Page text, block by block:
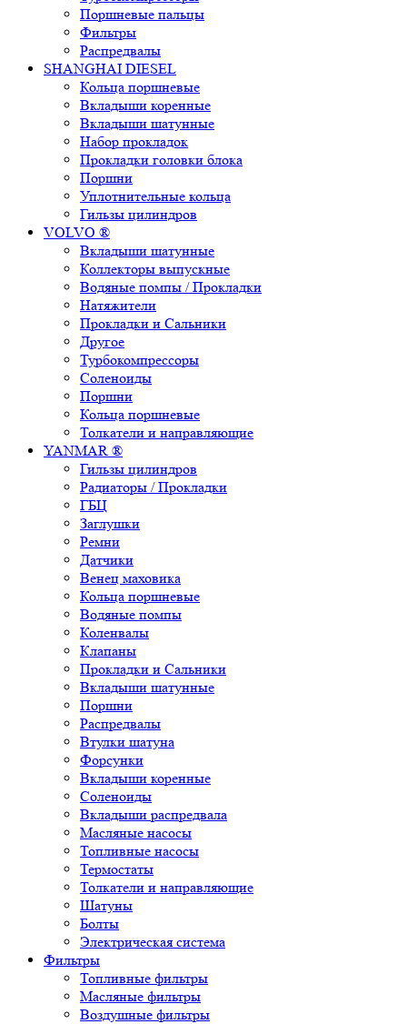
Поршневые пальцы
Фильтры
Распредвалы
SHANGHAI DIESEL
Кольца поршневые
Вкладыши коренные
Вкладыши шатунные
Набор прокладок
Прокладки головки блока
Поршни
Уплотнительные кольца
Гильзы цилиндров
VOLVO ®
Вкладыши шатунные
Коллекторы выпускные
Водяные помпы / Прокладки
Натяжители
Прокладки и Сальники
Другое
Турбокомпрессоры
Соленоиды
Поршни
Кольца поршневые
Толкатели и направляющие
YANMAR ®
Гильзы цилиндров
Радиаторы / Прокладки
ГБЦ
Заглушки
Ремни
Датчики
Венец маховика
Кольца поршневые
Водяные помпы
Коленвалы
Клапаны
Прокладки и Сальники
Вкладыши шатунные
Поршни
Распредвалы
Втулки шатуна
Форсунки
Вкладыши коренные
Соленоиды
Вкладыши распредвала
Масляные насосы
Топливные насосы
Термостаты
Толкатели и направляющие
Шатуны
Болты
Электрическая система
Фильтры
Топливные фильтры
Масляные фильтры
Воздушные фильтры